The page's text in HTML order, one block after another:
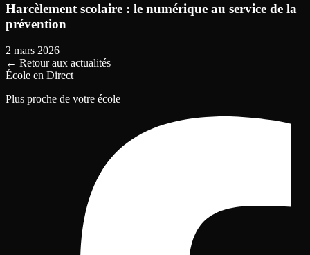
Harcèlement scolaire : le numérique au service de la
prévention
2 mars 2026
← Retour aux actualités
École en Direct
Plus proche de votre école